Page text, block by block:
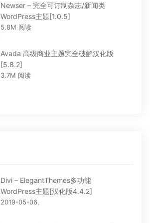
Newser – 完全可订制杂志/新闻类
WordPress主题[1.0.5]
5.8M 阅读
Avada 高级商业主题完全破解汉化版
[5.8.2]
3.7M 阅读
Divi – ElegantThemes多功能
WordPress主题[汉化版4.4.2]
2019-05-06,